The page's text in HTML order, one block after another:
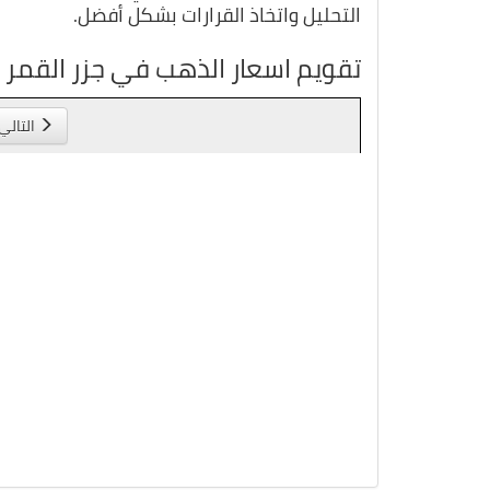
التحليل واتخاذ القرارات بشكل أفضل.
تقويم اسعار الذهب في جزر القمر